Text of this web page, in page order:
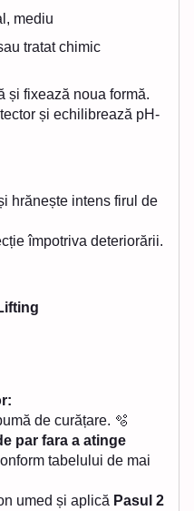
mediu
tratat chimic
și fixează noua formă.
și echilibrează pH-
hrănește intens firul de
împotriva deteriorării.
de curățare. 🫧
par fara a atinge
tabelului de mai
umed și aplică Pasul 2